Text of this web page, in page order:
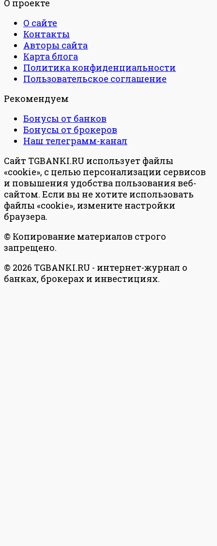
О проекте
О сайте
Контакты
Авторы сайта
Карта блога
Политика конфиденциальности
Пользовательское соглашение
Рекомендуем
Бонусы от банков
Бонусы от брокеров
Наш телеграмм-канал
Сайт TGBANKI.RU использует файлы
«cookie», с целью персонализации сервисов
и повышения удобства пользования веб-
сайтом. Если вы не хотите использовать
файлы «cookie», измените настройки
браузера.
© Копирование материалов строго
запрещено.
© 2026 TGBANKI.RU - интернет-журнал о
банках, брокерах и инвестициях.